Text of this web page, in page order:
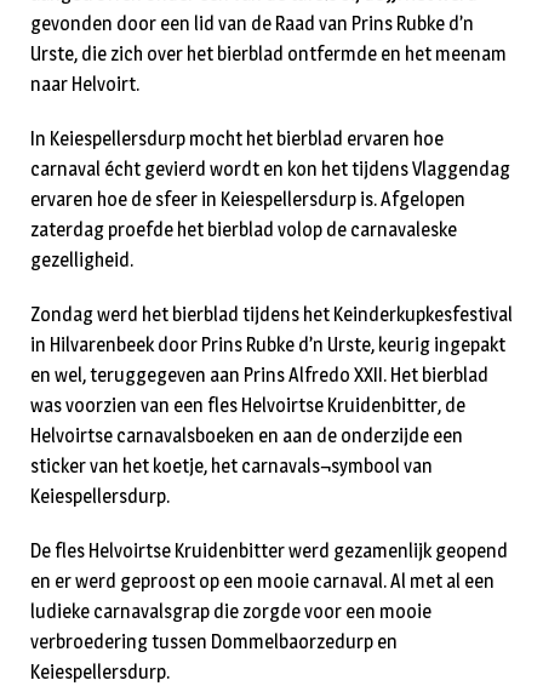
gevonden door een lid van de Raad van Prins Rubke d’n
Urste, die zich over het bierblad ontfermde en het meenam
naar Helvoirt.
In Keiespellersdurp mocht het bierblad ervaren hoe
carnaval écht gevierd wordt en kon het tijdens Vlaggendag
ervaren hoe de sfeer in Keiespellersdurp is. Afgelopen
zaterdag proefde het bierblad volop de carnavaleske
gezelligheid.
Zondag werd het bierblad tijdens het Keinderkupkesfestival
in Hilvarenbeek door Prins Rubke d’n Urste, keurig ingepakt
en wel, teruggegeven aan Prins Alfredo XXII. Het bierblad
was voorzien van een fles Helvoirtse Kruidenbitter, de
Helvoirtse carnavalsboeken en aan de onderzijde een
sticker van het koetje, het carnavals¬symbool van
Keiespellersdurp.
De fles Helvoirtse Kruidenbitter werd gezamenlijk geopend
en er werd geproost op een mooie carnaval. Al met al een
ludieke carnavalsgrap die zorgde voor een mooie
verbroedering tussen Dommelbaorzedurp en
Keiespellersdurp.